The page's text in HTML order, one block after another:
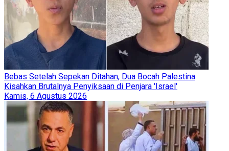
Bebas Setelah Sepekan Ditahan, Dua Bocah Palestina
Kisahkan Brutalnya Penyiksaan di Penjara 'Israel'
Kamis, 6 Agustus 2026